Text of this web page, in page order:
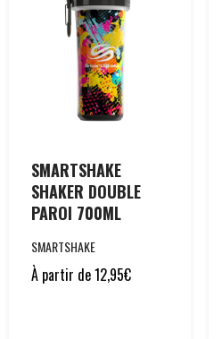
SMARTSHAKE
SHAKER DOUBLE
PAROI 700ML
SMARTSHAKE
À partir de12,95€